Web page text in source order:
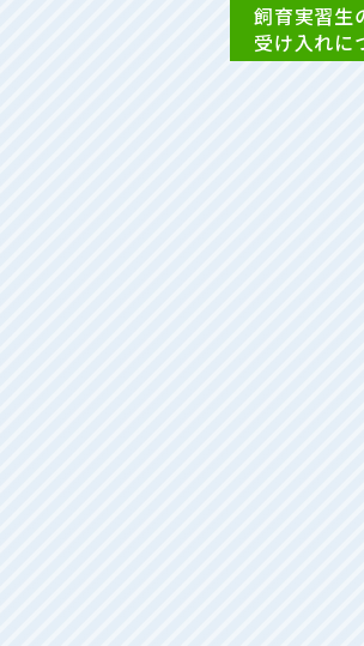
飼育実習生
受け入れに